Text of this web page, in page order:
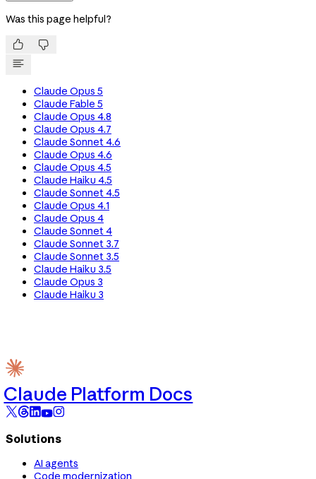
Was this page helpful?
 
Claude Opus 5
Claude Fable 5
Claude Opus 4.8
Claude Opus 4.7
Claude Sonnet 4.6
Claude Opus 4.6
Claude Opus 4.5
Claude Haiku 4.5
Claude Sonnet 4.5
Claude Opus 4.1
Claude Opus 4
Claude Sonnet 4
Claude Sonnet 3.7
Claude Sonnet 3.5
Claude Haiku 3.5
Claude Opus 3
Claude Haiku 3
Claude Platform Docs
Solutions
AI agents